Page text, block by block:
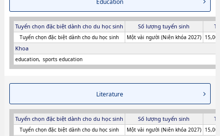
Education
Tuyển chọn đặc biệt dành cho du học sinh Số lượng tuyển sinh
Tuyển chọn đặc biệt dành cho du học sinh Một vài người (Niên khóa 2027)
Khoa
education sports education
Literature
Tuyển chọn đặc biệt dành cho du học sinh Số lượng tuyển sinh
Tuyển chọn đặc biệt dành cho du học sinh Một vài người (Niên khóa 2027)